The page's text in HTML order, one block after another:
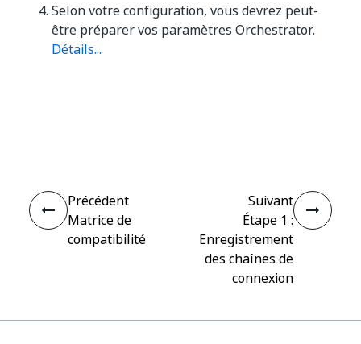
Selon votre configuration, vous devrez peut-
être préparer vos paramètres Orchestrator.
Détails...
Précédent
Matrice de
compatibilité
Suivant
Étape 1 :
Enregistrement
des chaînes de
connexion